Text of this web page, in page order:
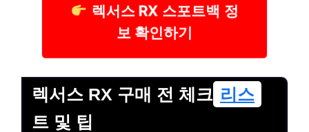
렉서스 RX 스포트백 정
보 확인하기
렉서스 RX 구매 전 체크 리스
트 및 팁